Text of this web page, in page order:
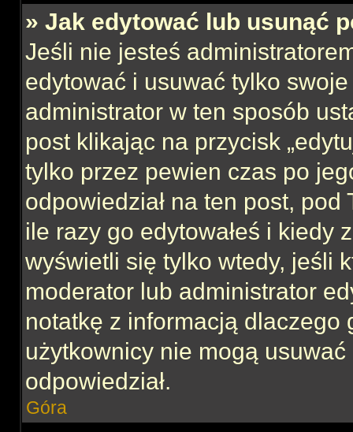
» Jak edytować lub usunąć
Jeśli nie jesteś
edytować i usuwać tylko
administrator w ten sposób
post klikając na przycisk
tylko przez pewien czas po
odpowiedział na ten post,
ile razy go edytowałeś i kiedy
wyświetli się tylko wtedy, jeśli
moderator lub administrator
notatkę z informacją
użytkownicy nie mogą
odpowiedział.
Góra